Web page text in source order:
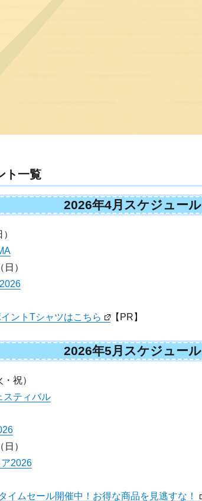
ト一覧
2026年4月スケジュール
）
ントTシャツはこちら 【PR】
2026年5月スケジュール
祝）
スティバル
）
2026
イムセール開催中！お得な商品を見逃すな！